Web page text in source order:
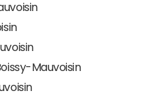
Mauvoisin